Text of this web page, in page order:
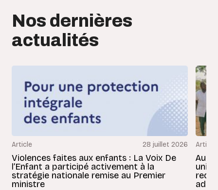
Nos dernières
actualités
Article 28 juillet 2026
Violences faites aux enfants : La Voix De
l’Enfant a participé activement à la
stratégie nationale remise au Premier
ministre
Article
Au